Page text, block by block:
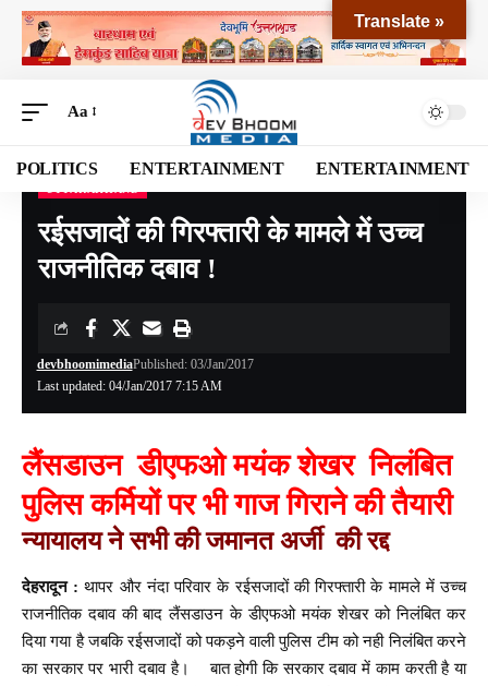
Aa
POLITICS ENTERTAINMENT ENTERTAINMENT
Devbhoomi Media >Blog>NATIONAL>UTTARAKHAND >रईसजादों की गिरफ्तारी के मामले में उच्च राजनीतिक दबाव !
रईसजादों की गिरफ्तारी के मामले में उच्च
राजनीतिक दबाव !
Last updated: 04/Jan/2017 7:15 AM
devbhoomimediaPublished: 03/Jan/2017
लैंसडाउन डीएफओ मयंक शेखर निलंबित
पुलिस कर्मियों पर भी गाज गिराने की तैयारी
न्यायालय ने सभी की जमानत अर्जी की रद्द
देहरादून : थापर और नंदा परिवार के रईसजादों की गिरफ्तारी के मामले में उच्च
राजनीतिक दबाव की बाद लैंसडाउन के डीएफओ मयंक शेखर को निलंबित कर
दिया गया है जबकि रईसजादों को पकड़ने वाली पुलिस टीम को नही निलंबित करने
का सरकार पर भारी दबाव है। बात होगी कि सरकार दबाव में काम करती है या
Translate »